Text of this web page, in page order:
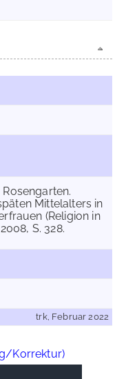
Mittelalters in
(Religion in
S. 328.
trk, Februar 2022
Korrektur)